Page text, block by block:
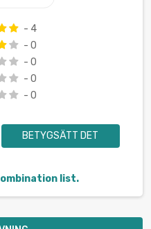
- 4
- 0
- 0
- 0
- 0
BETYGSÄTT DET
list.